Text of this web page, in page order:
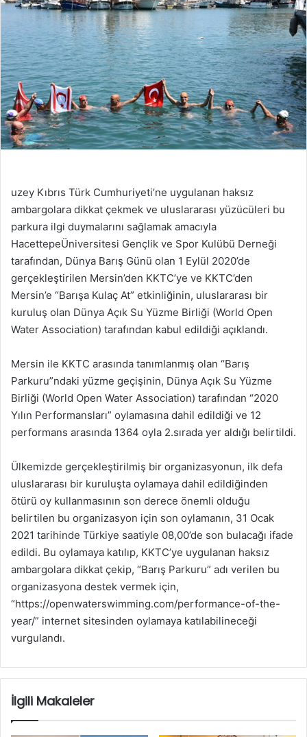
uzey Kıbrıs Türk Cumhuriyeti’ne uygulanan haksız
ambargolara dikkat çekmek ve uluslararası yüzücüleri bu
parkura ilgi duymalarını sağlamak amacıyla
HacettepeÜniversitesi Gençlik ve Spor Kulübü Derneği
tarafından, Dünya Barış Günü olan 1 Eylül 2020’de
gerçekleştirilen Mersin’den KKTC’ye ve KKTC’den
Mersin’e “Barışa Kulaç At” etkinliğinin, uluslararası bir
kuruluş olan Dünya Açık Su Yüzme Birliği (World Open
Water Association) tarafından kabul edildiği açıklandı.
Mersin ile KKTC arasında tanımlanmış olan “Barış
Parkuru”ndaki yüzme geçişinin, Dünya Açık Su Yüzme
Birliği (World Open Water Association) tarafından “2020
Yılın Performansları” oylamasına dahil edildiği ve 12
performans arasında 1364 oyla 2.sırada yer aldığı belirtildi.
Ülkemizde gerçekleştirilmiş bir organizasyonun, ilk defa
uluslararası bir kuruluşta oylamaya dahil edildiğinden
ötürü oy kullanmasının son derece önemli olduğu
belirtilen bu organizasyon için son oylamanın, 31 Ocak
2021 tarihinde Türkiye saatiyle 08,00’de son bulacağı ifade
edildi. Bu oylamaya katılıp, KKTC’ye uygulanan haksız
ambargolara dikkat çekip, “Barış Parkuru” adı verilen bu
organizasyona destek vermek için,
“https://openwaterswimming.com/performance-of-the-
year/” internet sitesinden oylamaya katılabilineceği
vurgulandı.
İlgili Makaleler